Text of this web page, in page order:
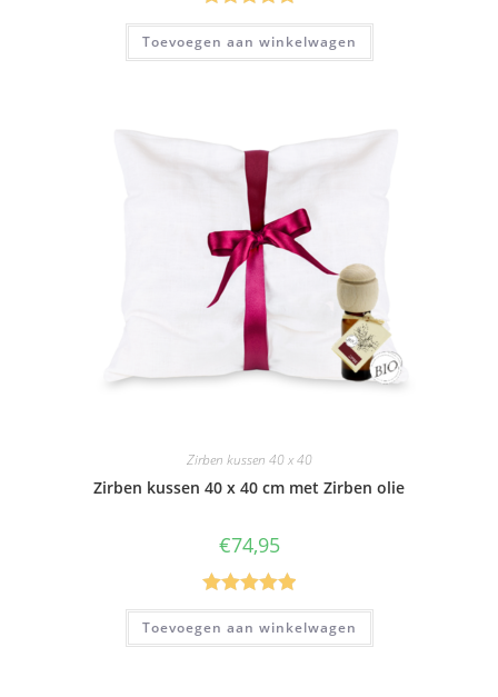
Gewaardeer
d 4.83uit 5
Toevoegen aan winkelwagen
Zirben kussen 40 x 40
Zirben kussen 40 x 40 cm met Zirben olie
€74,95
Gewaardeer
d 5.00 uit 5
Toevoegen aan winkelwagen